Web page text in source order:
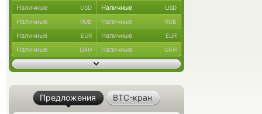
Наличные USD Наличные USD
Наличные RUB Наличные RUB
Наличные EUR Наличные EUR
Наличные UAH Наличные UAH
Предложения BTC-кран